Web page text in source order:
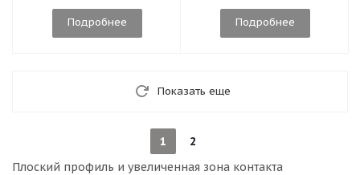
Подробнее Подробнее
Показать еще
1
2
Плоский профиль и увеличенная зона контакта